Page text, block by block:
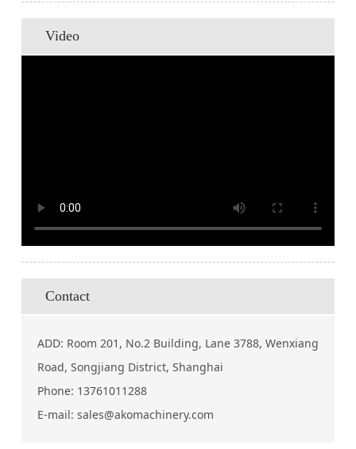
Video
Contact
ADD: Room 201, No.2 Building, Lane 3788, Wenxiang
Road, Songjiang District, Shanghai
Phone: 13761011288
E-mail: sales@akomachinery.com